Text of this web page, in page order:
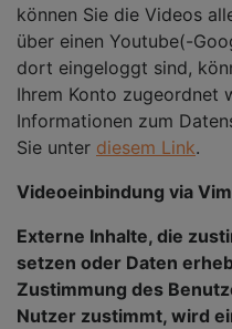
können Sie die Videos
über einen Youtube(-
dort eingeloggt sind,
Ihrem Konto zugeordnet
Informationen zum
Sie unter diesem Link.
Videoeinbindung via
Externe Inhalte, die
setzen oder Daten
Zustimmung des
Nutzer zustimmt, wird